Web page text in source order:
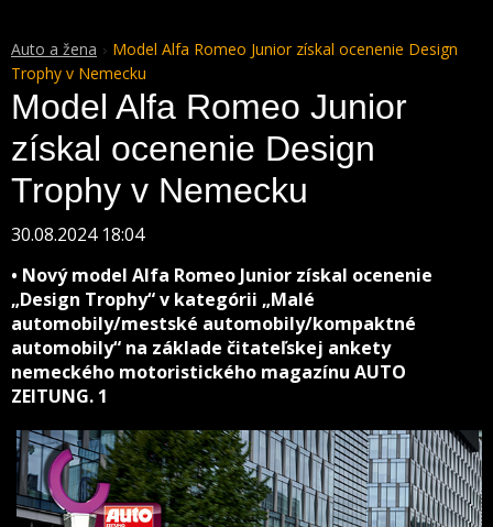
Auto a žena
Model Alfa Romeo Junior získal ocenenie Design
Trophy v Nemecku
Model Alfa Romeo Junior
získal ocenenie Design
Trophy v Nemecku
30.08.2024 18:04
• Nový model Alfa Romeo Junior získal ocenenie
„Design Trophy“ v kategórii „Malé
automobily/mestské automobily/kompaktné
automobily“ na základe čitateľskej ankety
nemeckého motoristického magazínu AUTO
ZEITUNG. 1